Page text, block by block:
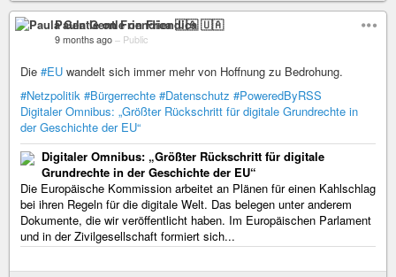
Paula Gentle on Friendica 🇺🇦
9 months ago – Public
Die #EU wandelt sich immer mehr von Hoffnung zu Bedrohung.
#Netzpolitik #Bürgerrechte #Datenschutz #PoweredByRSS
Digitaler Omnibus: „Größter Rückschritt für digitale Grundrechte in
der Geschichte der EU“
Digitaler Omnibus: „Größter Rückschritt für digitale
Grundrechte in der Geschichte der EU“
Die Europäische Kommission arbeitet an Plänen für einen Kahlschlag
bei ihren Regeln für die digitale Welt. Das belegen unter anderem
Dokumente, die wir veröffentlicht haben. Im Europäischen Parlament
und in der Zivilgesellschaft formiert sich...